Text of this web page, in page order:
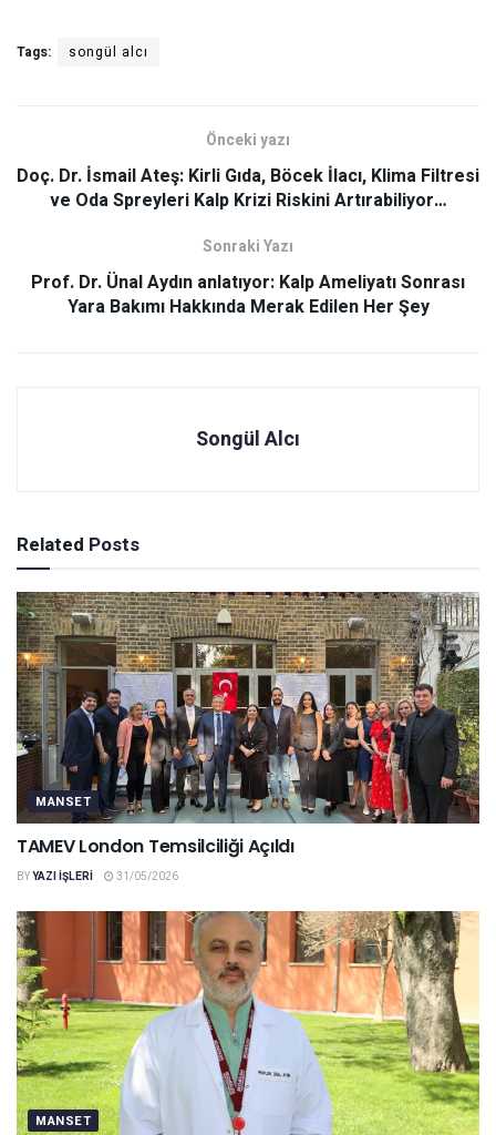
Tags: songül alcı
Önceki yazı
Doç. Dr. İsmail Ateş: Kirli Gıda, Böcek İlacı, Klima Filtresi
ve Oda Spreyleri Kalp Krizi Riskini Artırabiliyor…
Sonraki Yazı
Prof. Dr. Ünal Aydın anlatıyor: Kalp Ameliyatı Sonrası
Yara Bakımı Hakkında Merak Edilen Her Şey
Songül Alcı
Related Posts
MANSET
TAMEV London Temsilciliği Açıldı
BYYAZI IŞLERI 31/05/2026
MANSET